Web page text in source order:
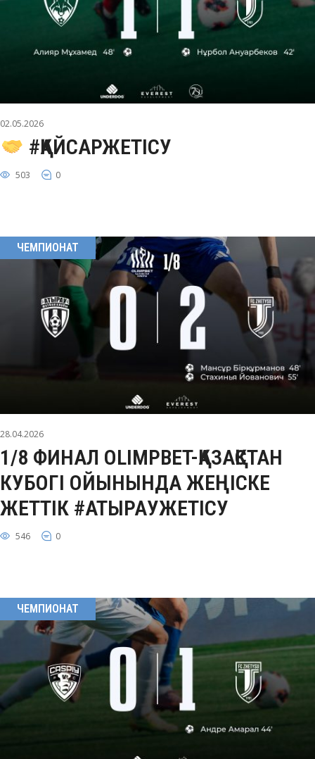
02.05.2026
#ҚАЙСАРЖЕТІСУ
503 0
ЧЕМПИОНАТ
28.04.2026
1/8 ФИНАЛ OLIMPBET-ҚАЗАҚСТАН
КУБОГІ ОЙЫНЫНДА ЖЕҢІСКЕ
ЖЕТТІК #АТЫРАУЖЕТІСУ
546 0
ЧЕМПИОНАТ